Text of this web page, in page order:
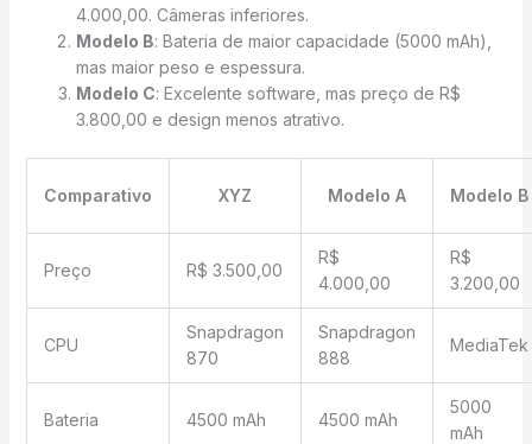
4.000,00. Câmeras inferiores.
Modelo B: Bateria de maior capacidade (5000 mAh),
mas maior peso e espessura.
Modelo C: Excelente software, mas preço de R$
3.800,00 e design menos atrativo.
Comparativo XYZ Modelo A Modelo B
Preço R$ 3.500,00
R$
4.000,00
R$
3.200,00
CPU
Snapdragon
870
Snapdragon
888
MediaTek
Bateria 4500 mAh 4500 mAh
5000
mAh